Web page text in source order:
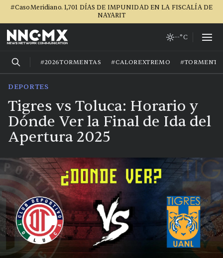
#CasoMeridiano. 1,701 DÍAS DE IMPUNIDAD EN LA FISCALÍA DE
NAYARIT
--°C
#2026TORMENTAS #CALOREXTREMO
DEPORTES
Tigres vs Toluca: Horario y
Dónde Ver la Final de Ida del
Apertura 2025